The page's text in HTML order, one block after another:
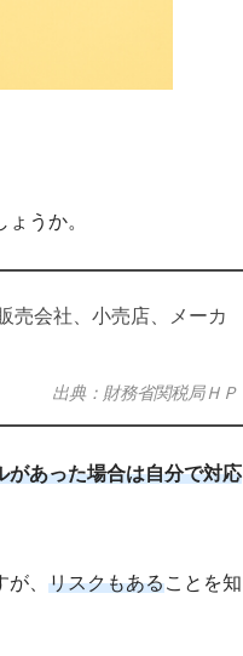
うか。
売会社、小売店、メーカ
出典：財務省関税局ＨＰ
があった場合は自分で対応
、 リスクもあることを知